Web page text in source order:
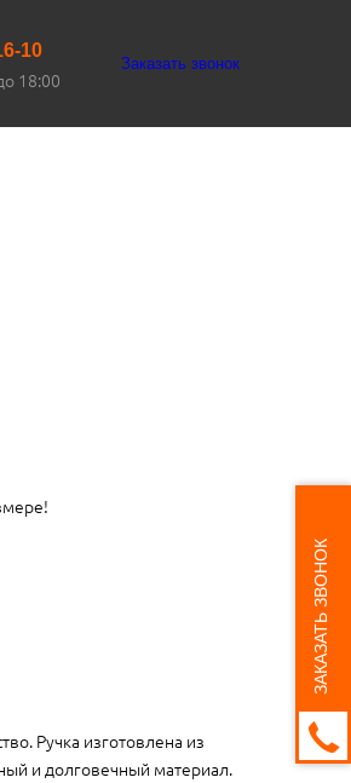
10
18:00
Заказать звонок
Ручка изготовлена из
и долговечный материал.
ЗАКАЗАТЬ ЗВОНОК